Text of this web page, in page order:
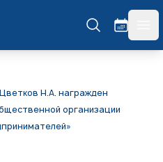
Н.А. награжден
организации